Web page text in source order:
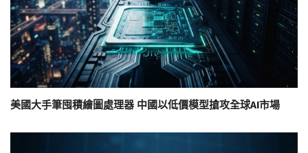
美國大手筆囤積繪圖處理器 中國以低價模型搶攻全球AI市場